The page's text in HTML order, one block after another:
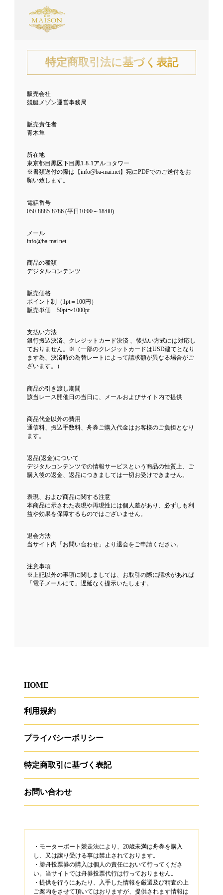
特定商取引法に基づく表記
販売会社
競艇メゾン運営事務局
販売責任者
青木隼
所在地
東京都目黒区下目黒1-8-1アルコタワー
※書類送付の際は【info@ba-mai.net】宛にPDFでのご送付をお
願い致します。
電話番号
050-8885-8786 (平日10:00～18:00)
メール
info@ba-mai.net
商品の種類
デジタルコンテンツ
販売価格
ポイント制（1pt＝100円）
販売単価 50pt〜1000pt
支払い方法
銀行振込決済、クレジットカード決済 、後払い方式には対応し
ておりません。※（一部のクレジットカードはUSD建てとなり
ます為、決済時の為替レートによって請求額が異なる場合がご
ざいます。）
商品の引き渡し期間
該当レース開催日の当日に、メールおよびサイト内で提供
商品代金以外の費用
通信料、振込手数料、舟券ご購入代金はお客様のご負担となり
ます。
返品(返金)について
デジタルコンテンツでの情報サービスという商品の性質上、ご
購入後の返金、返品につきましては一切お受けできません。
表現、および商品に関する注意
本商品に示された表現や再現性には個人差があり、必ずしも利
益や効果を保障するものではございません。
退会方法
当サイト内「お問い合わせ」より退会をご申請ください。
注意事項
※上記以外の事項に関しましては、お取引の際に請求があれば
「電子メールにて」遅延なく提示いたします。
HOME
利用規約
プライバシーポリシー
特定商取引に基づく表記
お問い合わせ
・モーターボート競走法により、20歳未満は舟券を購入
し、又は譲り受ける事は禁止されております。
・勝舟投票券の購入は個人の責任において行ってくださ
い。当サイトでは舟券投票代行は行っておりません。
・提供を行うにあたり、入手した情報を厳選及び精査の上
ご案内をさせて頂いてはおりますが、提供されます情報は